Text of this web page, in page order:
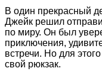
В один прекрасный
Джейк решил
по миру. Он был
приключения,
встречи. Но для
свой рюкзак.